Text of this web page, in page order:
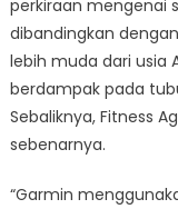
perkiraan mengenai
dibandingkan
lebih muda dari usia
berdampak pada
Sebaliknya, Fitness
sebenarnya.
“Garmin